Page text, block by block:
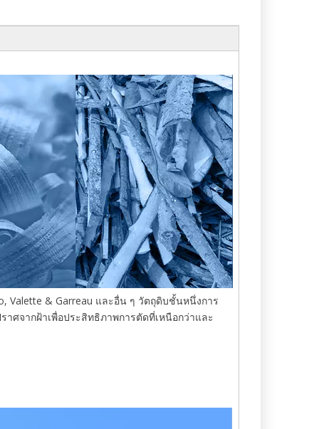
Valette & Garreau และอื่น ๆ วัตถุดิบชั้นหนึ่งการ
จากฝ้าเพื่อประสิทธิภาพการตัดที่เหนือกว่าและ